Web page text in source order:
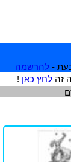
- להרשמה
זה לחץ כאן !